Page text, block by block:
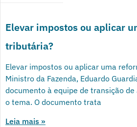
Elevar impostos ou aplicar
tributária?
Elevar impostos ou aplicar uma
Ministro da Fazenda, Eduardo
documento à equipe de transição
o tema. O documento trata
Leia mais »